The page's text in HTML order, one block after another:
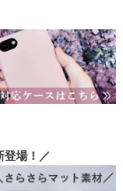
場！／